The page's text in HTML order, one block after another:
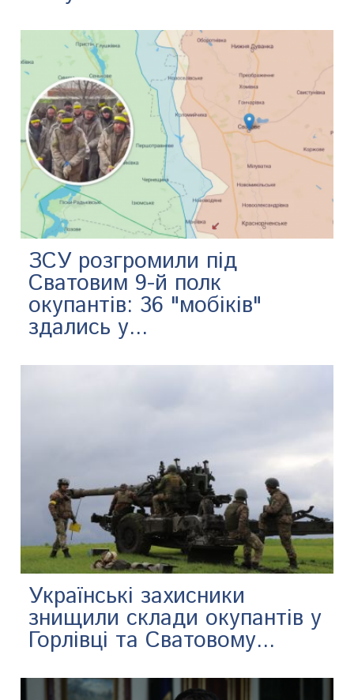
ЗСУ розгромили під
Сватовим 9-й полк
окупантів: 36 "мобіків"
здались у...
Українські захисники
знищили склади окупантів у
Горлівці та Сватовому...